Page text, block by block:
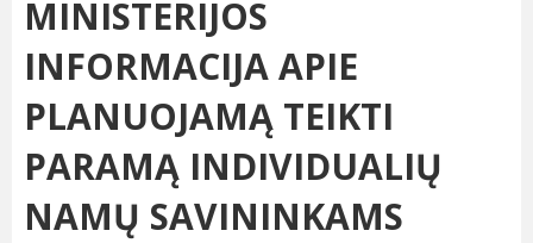
MINISTERIJOS
INFORMACIJA APIE
PLANUOJAMĄ TEIKTI
PARAMĄ INDIVIDUALIŲ
NAMŲ SAVININKAMS